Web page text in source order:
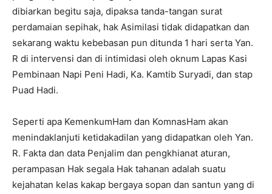
dibiarkan begitu saja, dipaksa tanda-tangan surat
perdamaian sepihak, hak Asimilasi tidak didapatkan dan
sekarang waktu kebebasan pun ditunda 1 hari serta Yan.
R di intervensi dan di intimidasi oleh oknum Lapas Kasi
Pembinaan Napi Peni Hadi, Ka. Kamtib Suryadi, dan stap
Puad Hadi.
Seperti apa KemenkumHam dan KomnasHam akan
menindaklanjuti ketidakadilan yang didapatkan oleh Yan.
R. Fakta dan data Penjalim dan pengkhianat aturan,
perampasan Hak segala Hak tahanan adalah suatu
kejahatan kelas kakap bergaya sopan dan santun yang di